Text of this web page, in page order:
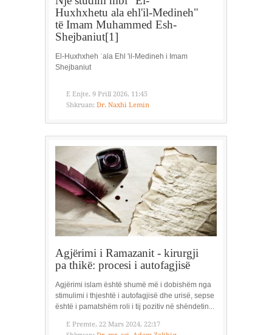
Huxhxhetu ala ehl'il-Medineh"
të Imam Muhammed Esh-
Shejbaniut[1]
El-Huxhxheh ʿala Ehl 'il-Medineh i Imam
Shejbaniut
E Enjte, 9 Prill 2026, 11:45
Shkruan: Dr. Naxhi Lemin
Agjërimi i Ramazanit - kirurgji
pa thikë: procesi i autofagjisë
Agjërimi islam është shumë më i dobishëm nga
stimulimi i thjeshtë i autofagjisë dhe urisë, sepse
është i pamatshëm roli i tij pozitiv në shëndetin...
E Premte, 22 Mars 2024, 22:17